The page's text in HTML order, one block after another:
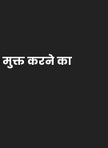
मुक्त करने का